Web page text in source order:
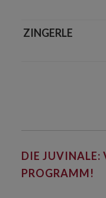
ZINGERLE
DIE JUVINALE:
PROGRAMM!